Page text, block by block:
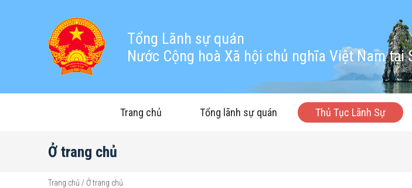
Tổng Lãnh sự quán
Nước Cộng hoà Xã hội chủ nghĩa Việt Nam tại
Trang chủ Tổng lãnh sự quán Thủ Tục Lãnh Sự
Ở trang chủ
Trang chủ / Ở trang chủ